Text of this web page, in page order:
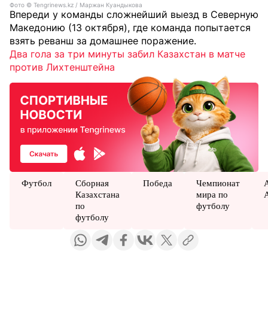
Фото ©️ Tengrinews.kz / Маржан Куандыкова
Впереди у команды сложнейший выезд в Северную
Македонию (13 октября), где команда попытается
взять реванш за домашнее поражение.
Два гола за три минуты забил Казахстан в матче
против Лихтенштейна
Футбол
Сборная
Казахстана
по
футболу
Победа
Чемпионат
мира по
футболу